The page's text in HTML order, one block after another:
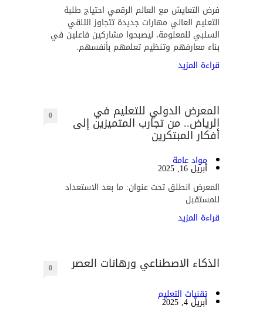
فرض التعايش مع العالم الرقمي احتياج طلبة
التعليم العالي مهارات جديدة تتجاوز التلقي
السلبي للمعلومة، ليصبحوا مشاركين فاعلين في
بناء معارفهم وتنظيم تعلمهم بأنفسهم.
قراءة المزيد
المعرض الدولي للتعليم في
الرياض.. من تجارب المتميزين إلى
أفكار المبتكرين
0
مواد عامة
أبريل 16, 2025
المعرض انطلق تحت عنوان: ما بعد الاستعداد
للمستقبل
قراءة المزيد
الذكاء الاصطناعي ورهانات العصر 0
تقنيات التعليم
أبريل 4, 2025